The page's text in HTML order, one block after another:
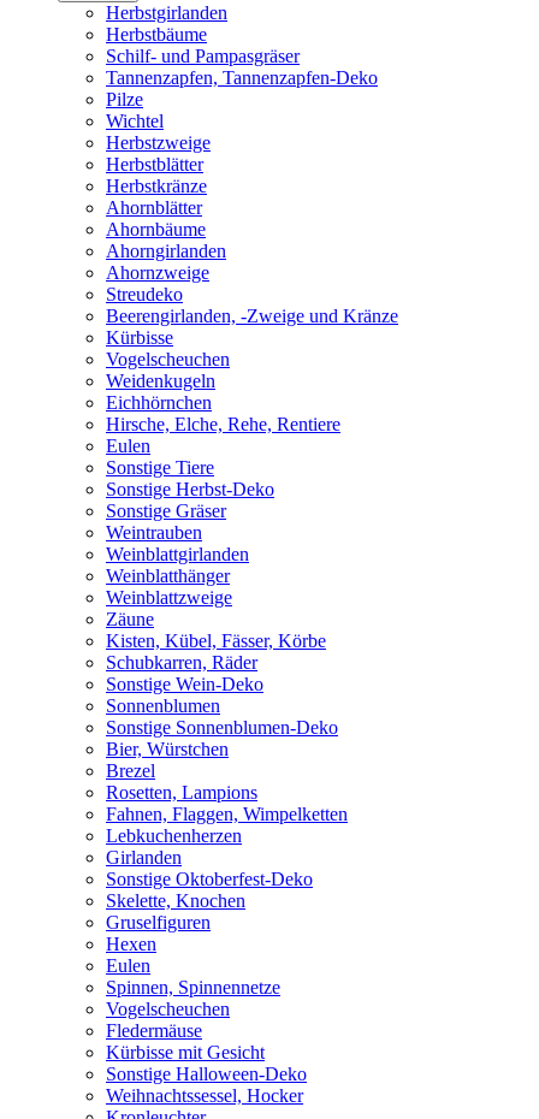
Herbstgirlanden
Herbstbäume
Schilf- und Pampasgräser
Tannenzapfen, Tannenzapfen-Deko
Pilze
Wichtel
Herbstzweige
Herbstblätter
Herbstkränze
Ahornblätter
Ahornbäume
Ahorngirlanden
Ahornzweige
Streudeko
Beerengirlanden, -Zweige und Kränze
Kürbisse
Vogelscheuchen
Weidenkugeln
Eichhörnchen
Hirsche, Elche, Rehe, Rentiere
Eulen
Sonstige Tiere
Sonstige Herbst-Deko
Sonstige Gräser
Weintrauben
Weinblattgirlanden
Weinblatthänger
Weinblattzweige
Zäune
Kisten, Kübel, Fässer, Körbe
Schubkarren, Räder
Sonstige Wein-Deko
Sonnenblumen
Sonstige Sonnenblumen-Deko
Bier, Würstchen
Brezel
Rosetten, Lampions
Fahnen, Flaggen, Wimpelketten
Lebkuchenherzen
Girlanden
Sonstige Oktoberfest-Deko
Skelette, Knochen
Gruselfiguren
Hexen
Eulen
Spinnen, Spinnennetze
Vogelscheuchen
Fledermäuse
Kürbisse mit Gesicht
Sonstige Halloween-Deko
Weihnachtssessel, Hocker